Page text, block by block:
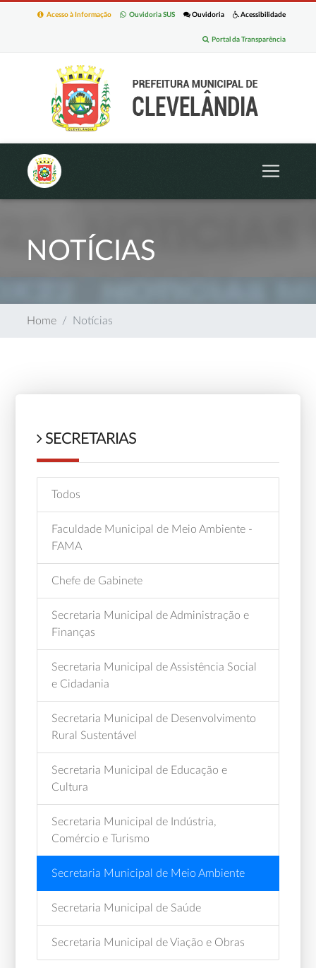
Acessibilidade
Ouvidoria
Ouvidoria SUS
Acesso à Informação
Portal da Transparência
NOTÍCIAS
Home Notícias
SECRETARIAS
Todos
Faculdade Municipal de Meio Ambiente -
FAMA
Chefe de Gabinete
Secretaria Municipal de Administração e
Finanças
Secretaria Municipal de Assistência Social
e Cidadania
Secretaria Municipal de Desenvolvimento
Rural Sustentável
Secretaria Municipal de Educação e
Cultura
Secretaria Municipal de Indústria,
Comércio e Turismo
Secretaria Municipal de Meio Ambiente
Secretaria Municipal de Saúde
Secretaria Municipal de Viação e Obras